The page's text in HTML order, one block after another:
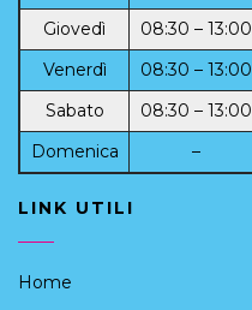
Giovedì
08:30 – 13:00
Venerdì
08:30 – 13:00
Sabato
08:30 – 13:00
Domenica
–
LINK UTILI
Home